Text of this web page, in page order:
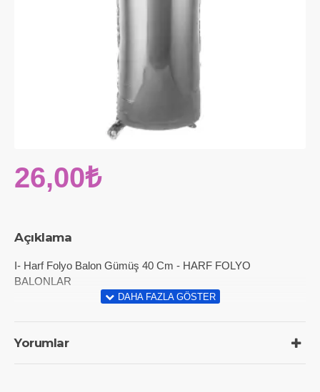
Açıklama
I- Harf Folyo Balon Gümüş 40 Cm - HARF FOLYO
BALONLAR
Yorumlar
26,00₺